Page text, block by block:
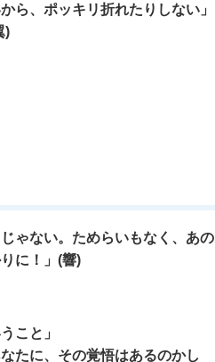
ら、ポッキリ折れたりしない」
)
ゃない。 ためらいもなく、あの
に！」(響)
こと」
たに、その覚悟はあるのかし